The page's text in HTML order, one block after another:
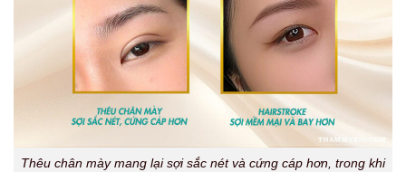
Thêu chân mày mang lại sợi sắc nét và cứng cáp hơn, trong khi